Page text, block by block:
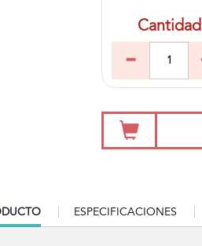
Cantidad
ESPECIFICACIONES